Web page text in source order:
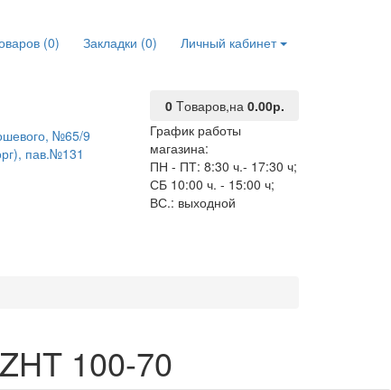
Личный кабинет
Закладки (0)
(0)
№65/9
пав.№131
0 Tоваров,на 0.00р.
График работы
магазина:
ПН - ПТ: 8:30 ч.- 17:30 ч;
СБ 10:00 ч. - 15:00 ч;
ВС.: выходной
100-70